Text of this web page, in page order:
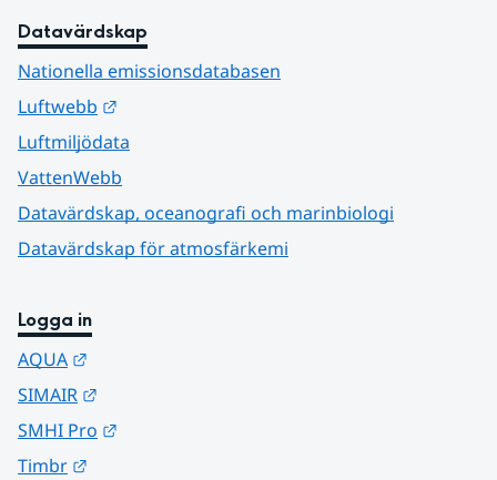
Datavärdskap
Nationella emissionsdatabasen
Luftwebb
Luftmiljödata
VattenWebb
Datavärdskap, oceanografi och marinbiologi
Datavärdskap för atmosfärkemi
Logga in
AQUA
SIMAIR
SMHI Pro
Timbr